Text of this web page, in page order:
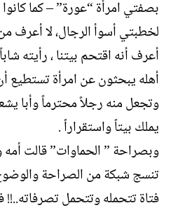
بصفتي امرأة “عورة” – كما
لخطبتي أسوأ الرجال، لا أعرف
أعرف أنه اقتحم بيتنا ، رأيته
أهله يبحثون عن امرأة تستطيع
وتجعل منه رجلاً محترماً وأبا
يملك بيتاً واستقراراً .
وبصراحة ” الحماوات” قالت أمه
تنسج شبكة من الصراحة
فتاة تتحمله وتتحمل تصرفاته..!!